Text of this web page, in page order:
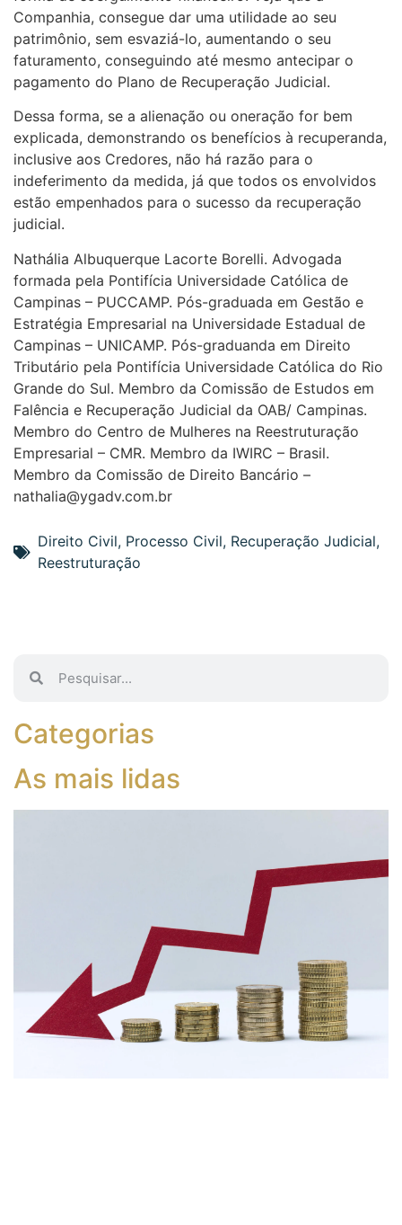
Companhia, consegue dar uma utilidade ao seu
patrimônio, sem esvaziá-lo, aumentando o seu
faturamento, conseguindo até mesmo antecipar o
pagamento do Plano de Recuperação Judicial.
Dessa forma, se a alienação ou oneração for bem
explicada, demonstrando os benefícios à recuperanda,
inclusive aos Credores, não há razão para o
indeferimento da medida, já que todos os envolvidos
estão empenhados para o sucesso da recuperação
judicial.
Nathália Albuquerque Lacorte Borelli. Advogada
formada pela Pontifícia Universidade Católica de
Campinas – PUCCAMP. Pós-graduada em Gestão e
Estratégia Empresarial na Universidade Estadual de
Campinas – UNICAMP. Pós-graduanda em Direito
Tributário pela Pontifícia Universidade Católica do Rio
Grande do Sul. Membro da Comissão de Estudos em
Falência e Recuperação Judicial da OAB/ Campinas.
Membro do Centro de Mulheres na Reestruturação
Empresarial – CMR. Membro da IWIRC – Brasil.
Membro da Comissão de Direito Bancário –
nathalia@ygadv.com.br
Direito Civil, Processo Civil, Recuperação Judicial,
Reestruturação
Categorias
As mais lidas